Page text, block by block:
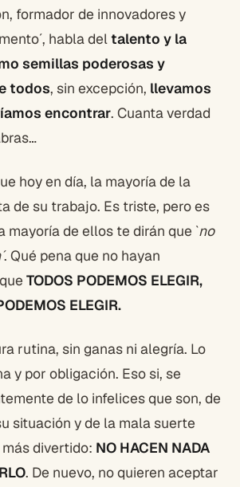
formador de innovadores y
habla deltalento y la
semillas poderosas y
todos, sin excepción, llevamos
encontrar. Cuanta verdad
hoy en día, la mayoría de la
de su trabajo. Es triste, pero es
mayoría de ellos te dirán que `no
. Qué pena que no hayan
TODOS PODEMOS ELEGIR,
ELEGIR.
rutina, sin ganas ni alegría. Lo
y por obligación. Eso si, se
de lo infelices que son, de
situación y de la mala suerte
divertido: NO HACEN NADA
. De nuevo, no quieren aceptar